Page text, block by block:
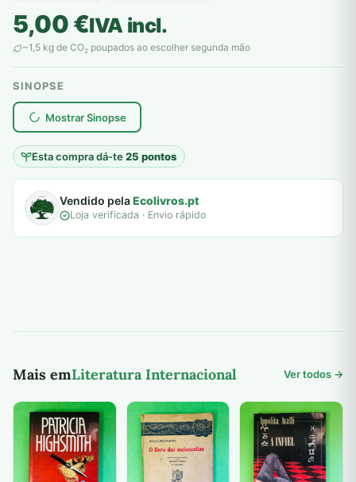
5,00€IVA incl.
~1,5 kg de CO2 poupados ao escolher segunda mão
SINOPSE
Mostrar Sinopse
Esta compra dá-te25 pontos
plantar árvores reais
Vendido pelaEcolivros.pt
Loja verificada · Envio rápido
Mais emLiteratura Internacional Ver todos →